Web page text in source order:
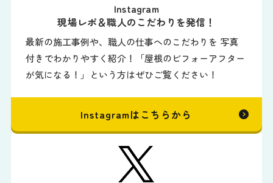
Instagram
現場レポ＆職人のこだわりを発信！
最新の施工事例や、職人の仕事へのこだわりを 写真
付きでわかりやすく紹介！「屋根のビフォーアフター
が気になる！」という方はぜひご覧ください！
Instagramはこちらから